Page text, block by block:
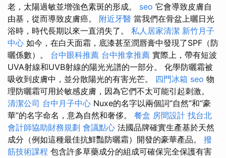
老，太陽過敏並增強色素斑的形成。 seo 它會導致皮膚自
由基，從而導致皮膚癌。 附近牙醫 當我們在骨盆上曬日光
浴時，時代長期以來一直消失了。 私人居家清潔 新竹月子
中心 如今，在白天面霜，底漆甚至潤唇膏中發現了SPF（防
曬係數）。 台中眼科推薦 台中推拿推薦 實際上，帶有短波
UVA射線和UVB射線的陽光光譜的一部分。 化學防曬霜被
吸收到皮膚中，並分散陽光的有害光芒。 四門冰箱 seo 物
理防曬霜可用於敏感皮膚，因為它們不太可能引起刺激。
清潔公司 台中月子中心 Nuxe的名字以兩個詞“自然”和“豪
華”的名字命名，意為自然和奢侈。 餐盒 房間設計 找台北
會計師協助財務規劃 會議點心 法國品牌確實生產基於天然
成分（例如這種最佳抗鮮豔防曬霜）開發的豪華產品。 撥
筋技術課程 包含許多草藥成分的組成可確保完全保護有害